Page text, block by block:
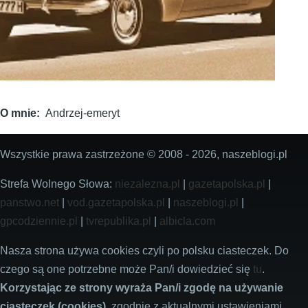
O mnie Andrzej-emeryt
Wszystkie prawa zastrzeżone © 2008 - 2026, naszeblogi.pl
Strefa Wolnego Słowa: niezalezna.pl gazetapolska.pl
panstwo.net
vod.gazetapolska.pl naszeblogi.pl
gpcodziennie.pl
tvrepublika.pl albicla.com
Nasza strona używa cookies czyli po polsku ciasteczek. Do
czego są one potrzebne może Pan/i dowiedzieć się tu.
Korzystając ze strony wyraża Pan/i zgodę na używanie